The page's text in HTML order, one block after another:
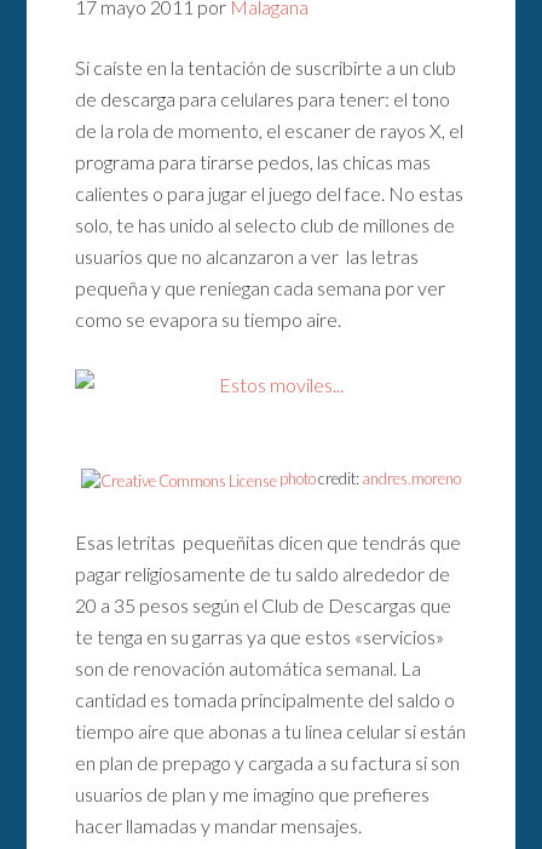
17 mayo 2011 por Malagana
Si caíste en la tentación de suscribirte a un club
de descarga para celulares para tener: el tono
de la rola de momento, el escaner de rayos X, el
programa para tirarse pedos, las chicas mas
calientes o para jugar el juego del face. No estas
solo, te has unido al selecto club de millones de
usuarios que no alcanzaron a ver las letras
pequeña y que reniegan cada semana por ver
como se evapora su tiempo aire.
photocredit: andres.moreno
Esas letritas pequeñitas dicen que tendrás que
pagar religiosamente de tu saldo alrededor de
20 a 35 pesos según el Club de Descargas que
te tenga en su garras ya que estos «servicios»
son de renovación automática semanal. La
cantidad es tomada principalmente del saldo o
tiempo aire que abonas a tu linea celular si están
en plan de prepago y cargada a su factura si son
usuarios de plan y me imagino que prefieres
hacer llamadas y mandar mensajes.